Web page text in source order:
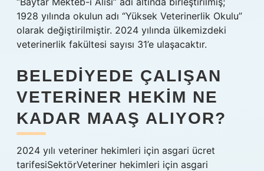
1928 yılında okulun adı “Yüksek Veterinerlik Okulu”
olarak değiştirilmiştir. 2024 yılında ülkemizdeki
veterinerlik fakültesi sayısı 31’e ulaşacaktır.
BELEDIYEDE ÇALIŞAN
VETERINER HEKIM NE
KADAR MAAŞ ALIYOR?
2024 yılı veteriner hekimleri için asgari ücret
tarifesiSektörVeteriner hekimleri için asgari